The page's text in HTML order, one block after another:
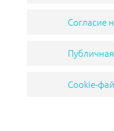
Согласие
Cookie-